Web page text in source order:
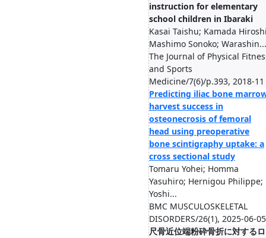
instruction for elementary
school children in Ibaraki
Kasai Taishu; Kamada
Mashimo Sonoko; Warashin...
The Journal of Physical
and Sports
Medicine/7(6)/p.393, 2018-11
Predicting iliac bone
harvest success in
osteonecrosis of femoral
head using preoperative
bone scintigraphy uptake: a
cross sectional study
Tomaru Yohei; Homma
Yasuhiro; Hernigou Philippe;
Yoshi...
BMC MUSCULOSKELETAL
DISORDERS/26(1), 2025-06-05
尺骨近位端粉砕骨折に対するロ